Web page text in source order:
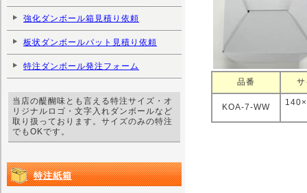
品番
KOA-7-WW
強化ダンボール箱見積り依頼
板状ダンボールパット見積り依頼
特注ダンボール発注フォーム
当店の醍醐味とも言える特注サイズ・オ
リジナルロゴ・文字入れダンボールなど
取り扱っております。サイズのみの特注
でもOKです。
特注紙箱